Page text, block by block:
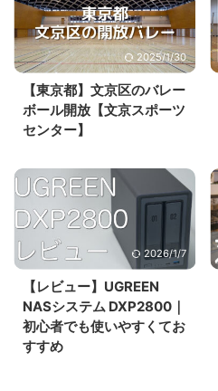
2025/1/30
【東京都】文京区のバレー
ボール開放【文京スポーツ
センター】
2026/1/7
【レビュー】UGREEN
NASシステム DXP2800｜
初心者でも使いやすくてお
すすめ